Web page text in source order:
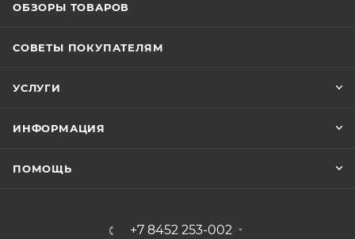
ОБЗОРЫ ТОВАРОВ
СОВЕТЫ ПОКУПАТЕЛЯМ
УСЛУГИ
ИНФОРМАЦИЯ
ПОМОЩЬ
+7 8452 253-002